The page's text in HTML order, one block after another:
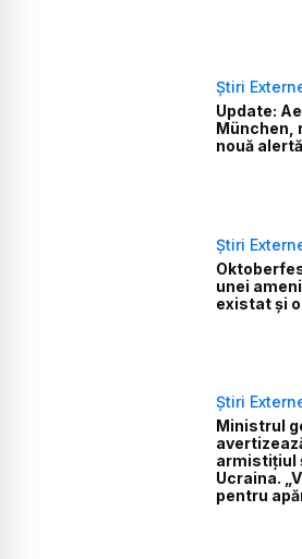
Știri
Update:
München,
nouă
Știri
unei
existat și
Știri
Ministrul
armistițiul
Ucraina.
pentru